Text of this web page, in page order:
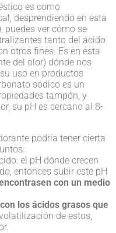
es como
desprendiendo en esta
puedes ver cómo se
tanto del ácido
otros fines. Es en esta
del olor) dónde nos
uso en productos
sódico es un
tampón, y
su pH es cercano al 8-
podría tener cierta
el pH dónde crecen
entonces subir este pH
con un medio
los ácidos grasos que
de estos,